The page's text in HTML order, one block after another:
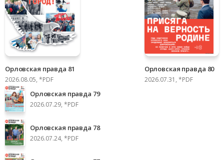
Орловская правда 81
2026.08.05, *PDF
Орловская правда 80
2026.07.31, *PDF
Орловская правда 79
2026.07.29, *PDF
Орловская правда 78
2026.07.24, *PDF